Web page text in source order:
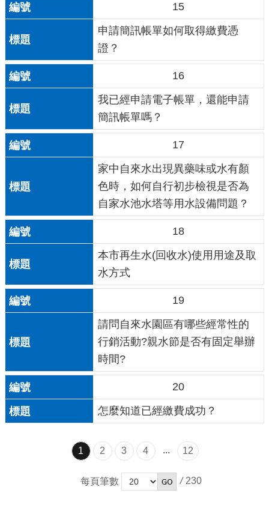
15
申請簡訊帳單如何取得繳費憑
證？
16
我已經申請電子帳單，還能申請
簡訊帳單嗎？
17
家中自來水出現異藥味或水有顏
色時，如何自行初步檢視是否為
自家水池水塔等用水設備問題？
18
本市再生水(回收水)使用用途及取
水方式
19
請問自來水園區有哪些經常性的
行銷活動?親水節是否有固定舉辦
時間?
20
怎麼知道已經繳費成功？
1 2 3 4 ... 12
每頁筆數 / 230